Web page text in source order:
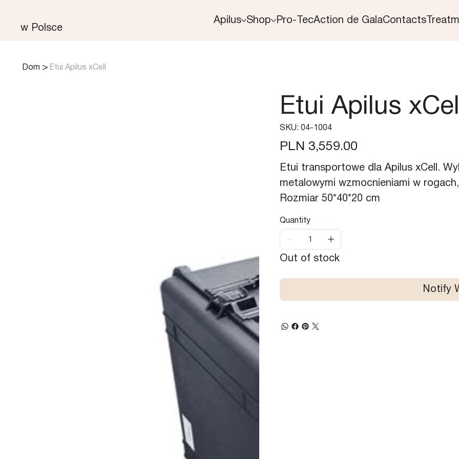
w Polsce
Apilus Shop Pro-TecAction de GalaContacts
Dom > Etui Apilus xCell
Etui Apilus xCell
SKU: SKU
04-
04-1004
Price
PLN 3,559.00
Etui transportowe dla Apilus xCell.
metalowymi wzmocnieniami w
Rozmiar 50*40*20 cm
Quantity
Out of stock
Notify